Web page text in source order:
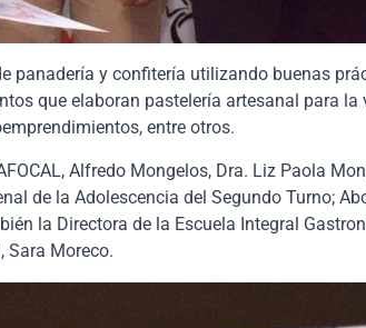
panadería y confitería utilizando buenas
que elaboran pastelería artesanal para
entre otros.
Alfredo Mongelos, Dra. Liz Paola
de la Adolescencia del Segundo Turno;
la Directora de la Escuela Integral
Sara Moreco.